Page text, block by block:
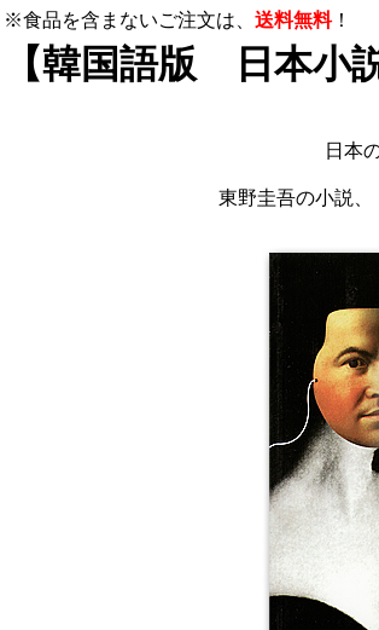
※食品を含まないご注文は、 送料無料！
【韓国語版 日本小
日本
東野圭吾の小説